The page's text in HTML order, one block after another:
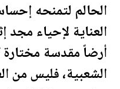
الحالم لتمنحه
العناية لإحياء مجد
أرضاً مقدسة مختارة
الشعبية، فليس من